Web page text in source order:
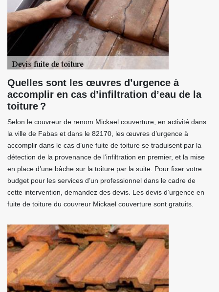
Quelles sont les œuvres d’urgence à
accomplir en cas d’infiltration d’eau de la
toiture ?
Selon le couvreur de renom Mickael couverture, en activité dans
la ville de Fabas et dans le 82170, les œuvres d’urgence à
accomplir dans le cas d’une fuite de toiture se traduisent par la
détection de la provenance de l’infiltration en premier, et la mise
en place d’une bâche sur la toiture par la suite. Pour fixer votre
budget pour les services d’un professionnel dans le cadre de
cette intervention, demandez des devis. Les devis d’urgence en
fuite de toiture du couvreur Mickael couverture sont gratuits.